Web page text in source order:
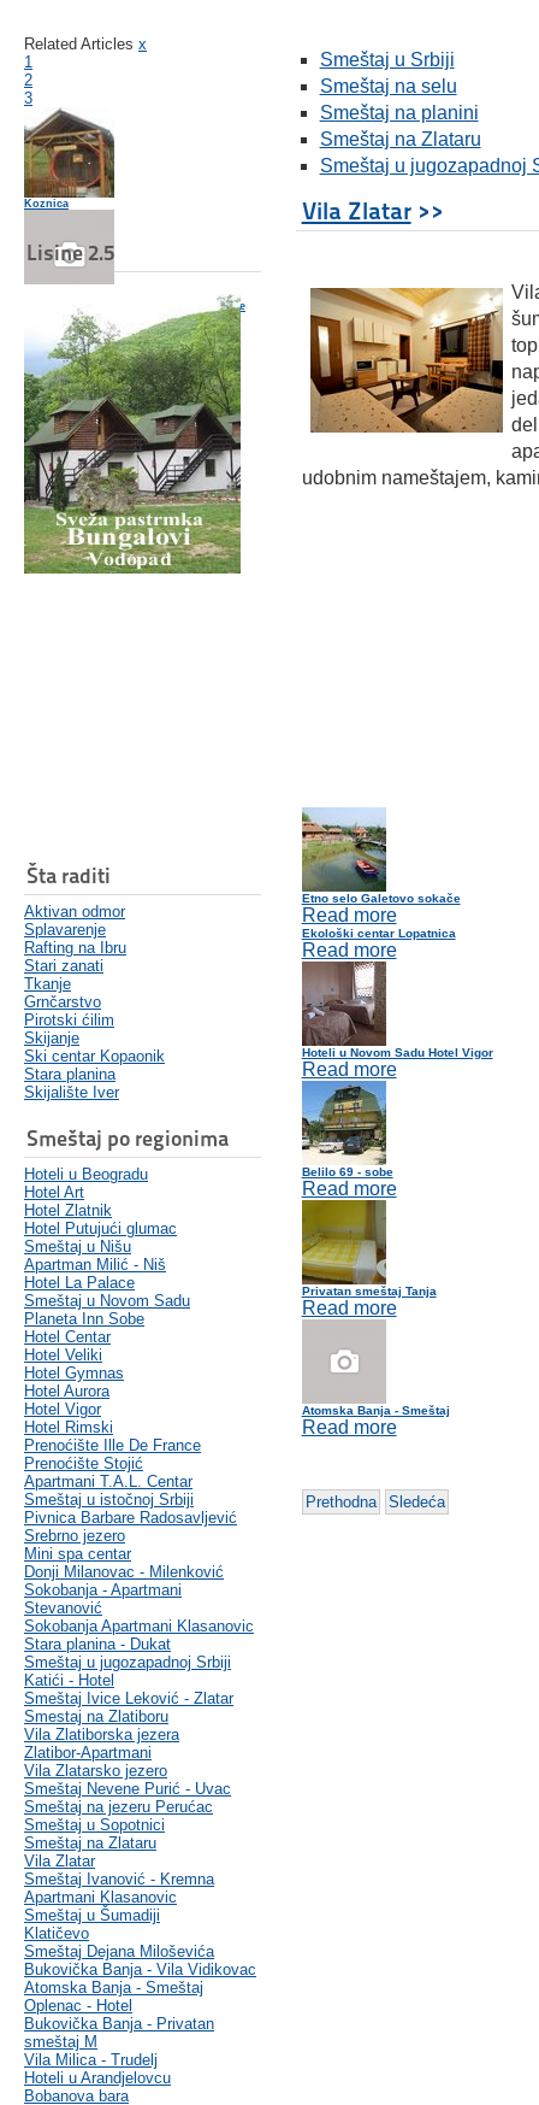
Related Articles x
1
2
3
Koznica
Prenoćište u Novom Sadu Ille De France
Vila Lux - Vrnjačka Banja
Lisine 2.5
Šta raditi
Aktivan odmor
Splavarenje
Rafting na Ibru
Stari zanati
Tkanje
Grnčarstvo
Pirotski ćilim
Skijanje
Ski centar Kopaonik
Stara planina
Skijalište Iver
Smeštaj po regionima
Hoteli u Beogradu
Hotel Art
Hotel Zlatnik
Hotel Putujući glumac
Smeštaj u Nišu
Apartman Milić - Niš
Hotel La Palace
Smeštaj u Novom Sadu
Planeta Inn Sobe
Hotel Centar
Hotel Veliki
Hotel Gymnas
Hotel Aurora
Hotel Vigor
Hotel Rimski
Prenoćište Ille De France
Prenoćište Stojić
Apartmani T.A.L. Centar
Smeštaj u istočnoj Srbiji
Pivnica Barbare Radosavljević
Srebrno jezero
Mini spa centar
Donji Milanovac - Milenković
Sokobanja - Apartmani
Stevanović
Sokobanja Apartmani Klasanovic
Stara planina - Dukat
Smeštaj u jugozapadnoj Srbiji
Katići - Hotel
Smeštaj Ivice Leković - Zlatar
Smestaj na Zlatiboru
Vila Zlatiborska jezera
Zlatibor-Apartmani
Vila Zlatarsko jezero
Smeštaj Nevene Purić - Uvac
Smeštaj na jezeru Perućac
Smeštaj u Sopotnici
Smeštaj na Zlataru
Vila Zlatar
Smeštaj Ivanović - Kremna
Apartmani Klasanovic
Smeštaj u Šumadiji
Klatičevo
Smeštaj Dejana Miloševića
Bukovička Banja - Vila Vidikovac
Atomska Banja - Smeštaj
Oplenac - Hotel
Bukovička Banja - Privatan
smeštaj M
Vila Milica - Trudelj
Hoteli u Arandjelovcu
Bobanova bara
Smeštaj u Srbiji
Smeštaj na selu
Smeštaj na planini
Smeštaj na Zlataru
Smeštaj u jugozapadnoj
Vila Zlatar>>
udobnim nameštajem,
Etno selo Galetovo sokače
Read more
Ekološki centar Lopatnica
Read more
Hoteli u Novom Sadu Hotel Vigor
Read more
Belilo 69 - sobe
Read more
Privatan smeštaj Tanja
Read more
Atomska Banja - Smeštaj
Read more
Prethodna Sledeća